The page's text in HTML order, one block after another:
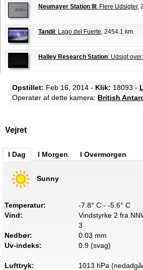
Neumayer Station III : Flere Udsigter,
Tandil : Lago del Fuerte, 2454.1 km.
Halley Research Station: Udsigt
Opstillet: Feb 16, 2014 - Klik: 18093 -
Operatør af dette kamera: British
Vejret
I Dag I Morgen I Overmorgen
Sunny
Temperatur:
-7.8° C - -5.6° C
Vind:
Vindstyrke 2 fra
3
Nedbør:
0.03 mm
Uv-indeks:
0.9 (svag)
Lufttryk:
1013 hPa